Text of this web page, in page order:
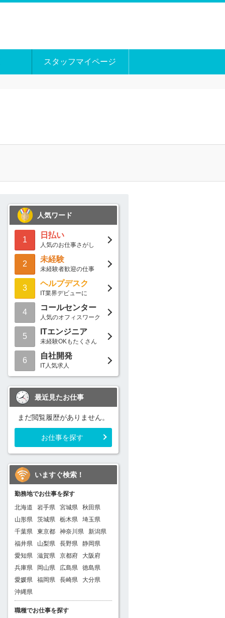
スタッフマイページ
人気ワード
1
日払い
人気のお仕事さがし
2
未経験
未経験者歓迎の仕事
3
ヘルプデスク
IT業界デビューに
4
コールセンター
人気のオフィスワーク
5
ITエンジニア
未経験OKもたくさん
6
自社開発
IT人気求人
最近見たお仕事
まだ閲覧履歴がありません。
お仕事を探す
いますぐ検索！
勤務地でお仕事を探す
北海道
岩手県 宮城県
秋田県
山形県
茨城県 栃木県
埼玉県
千葉県
東京都 神奈川県
新潟県
福井県
山梨県 長野県
静岡県
愛知県
滋賀県 京都府
大阪府
兵庫県
岡山県 広島県
徳島県
愛媛県
福岡県 長崎県
大分県
沖縄県
職種でお仕事を探す